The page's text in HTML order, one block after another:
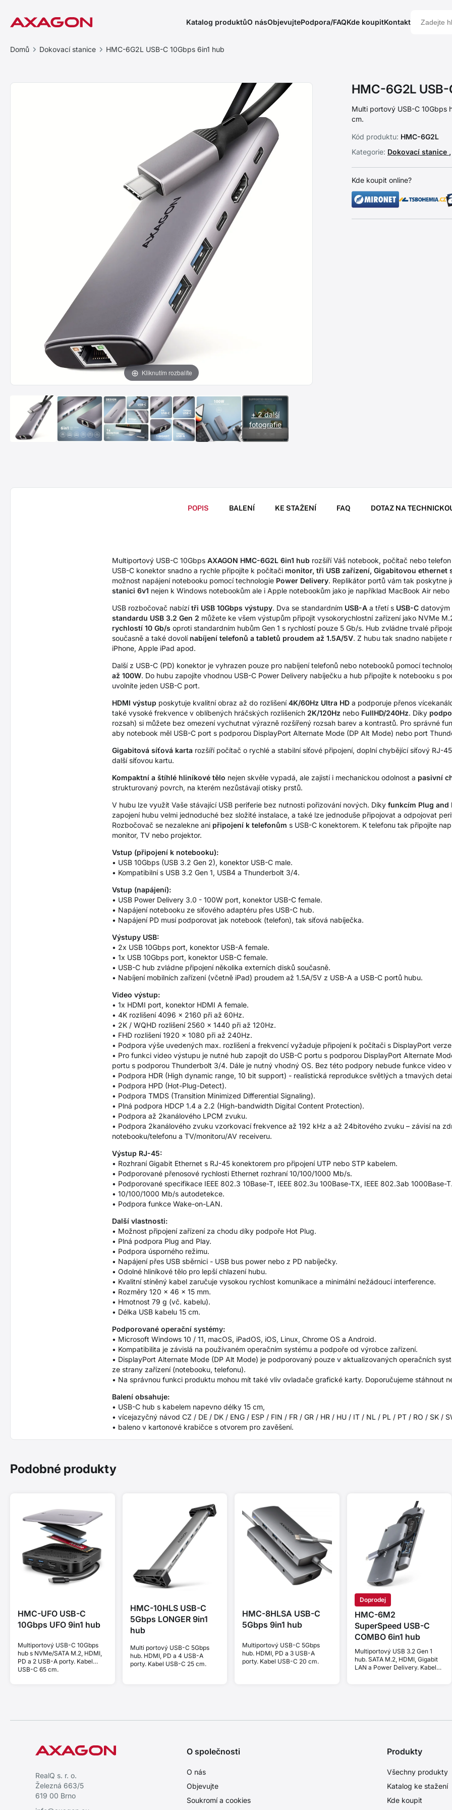
Katalog produktůO násObjevujtePodpora/FAQKde koupitKontakt
Domů Dokovací stanice HMC-6G2L USB-C 10Gbps 6in1 hub
Kliknutím rozbalíte
+ 2 další
fotografie
HMC-6G2L
Multi portový USB-C 10Gbps
cm.
Kód produktu: HMC-6G2L
Kategorie: Dokovací stanice
Kde koupit online?
POPIS BALENÍ KE STAŽENÍ FAQ DOTAZ NA
Multiportový USB-C 10Gbps AXAGON HMC-6G2L 6in1 hub rozšíří Váš notebook, počítač nebo
USB-C konektor snadno a rychle připojíte k počítači monitor, tři USB zařízení, Gigabitovou ethernet
možnost napájení notebooku pomocí technologie Power Delivery. Replikátor portů vám tak poskytne
stanici 6v1 nejen k Windows notebookům ale i Apple notebookům jako je například MacBook Air nebo
USB rozbočovač nabízítři USB 10Gbps výstupy. Dva se standardním USB-A a třetí s USB-C datovým
standardu USB 3.2 Gen 2 můžete ke všem výstupům připojit vysokorychlostní zařízení jako NVMe
rychlostí 10 Gb/s oproti standardním hubům Gen 1 s rychlostí pouze 5 Gb/s. Hub zvládne trvalé
současně a také dovolí nabíjení telefonů a tabletů proudem až 1.5A/5V. Z hubu tak snadno nabijete
iPhone, Apple iPad apod.
Další z USB-C (PD) konektor je vyhrazen pouze pro nabíjení telefonů nebo notebooků pomocí
až 100W. Do hubu zapojíte vhodnou USB-C Power Delivery nabíječku a hub připojíte k notebooku s
uvolníte jeden USB-C port.
HDMI výstup poskytuje kvalitní obraz až do rozlišení4K/60Hz Ultra HD a podporuje přenos
také vysoké frekvence v oblíbených hráčských rozlišeních 2K/120Hz nebo FullHD/240Hz. Díky
rozsah) si můžete bez omezení vychutnat výrazně rozšířený rozsah barev a kontrastů. Pro správné
aby notebook měl USB-C port s podporou DisplayPort Alternate Mode (DP Alt Mode) nebo port
Gigabitová síťová karta rozšíří počítač o rychlé a stabilní síťové připojení, doplní chybějící síťový RJ-
další síťovou kartu.
Kompaktní a štíhlé hliníkové tělo nejen skvěle vypadá, ale zajistí i mechanickou odolnost a pasivní
strukturovaný povrch, na kterém nezůstávají otisky prstů.
V hubu lze využít Vaše stávající USB periferie bez nutnosti pořizování nových. Díky funkcím Plug and
zapojení hubu velmi jednoduché bez složité instalace, a také lze jednoduše připojovat a odpojovat
Rozbočovač se nezalekne ani připojení k telefonům s USB-C konektorem. K telefonu tak připojíte
monitor, TV nebo projektor.
Vstup (připojení k notebooku):
• USB 10Gbps (USB 3.2 Gen 2), konektor USB-C male.
• Kompatibilní s USB 3.2 Gen 1, USB4 a Thunderbolt 3/4.
Vstup (napájení):
• USB Power Delivery 3.0 - 100W port, konektor USB-C female.
• Napájení notebooku ze síťového adaptéru přes USB-C hub.
• Napájení PD musí podporovat jak notebook (telefon), tak síťová nabíječka.
Výstupy USB:
• 2x USB 10Gbps port, konektor USB-A female.
• 1x USB 10Gbps port, konektor USB-C female.
• USB-C hub zvládne připojení několika externích disků současně.
• Nabíjení mobilních zařízení (včetně iPad) proudem až 1.5A/5V z USB-A a USB-C portů hubu.
Video výstup:
• 1x HDMI port, konektor HDMI A female.
• 4K rozlišení 4096 x 2160 při až 60Hz.
• 2K / WQHD rozlišení 2560 x 1440 při až 120Hz.
• FHD rozlišení 1920 x 1080 při až 240Hz.
• Podpora výše uvedených max. rozlišení a frekvencí vyžaduje připojení k počítači s DisplayPort
• Pro funkci video výstupu je nutné hub zapojit do USB-C portu s podporou DisplayPort Alternate
portu s podporou Thunderbolt 3/4. Dále je nutný vhodný OS. Bez této podpory nebude funkce video
• Podpora HDR (High dynamic range, 10 bit support) - realistická reprodukce světlých a tmavých
• Podpora HPD (Hot-Plug-Detect).
• Podpora TMDS (Transition Minimized Differential Signaling).
• Plná podpora HDCP 1.4 a 2.2 (High-bandwidth Digital Content Protection).
• Podpora až 2kanálového LPCM zvuku.
• Podpora 2kanálového zvuku vzorkovací frekvence až 192 kHz a až 24bitového zvuku – závisí na
notebooku/telefonu a TV/monitoru/AV receiveru.
Výstup RJ-45:
• Rozhraní Gigabit Ethernet s RJ-45 konektorem pro připojení UTP nebo STP kabelem.
• Podporované přenosové rychlosti Ethernet rozhraní 10/100/1000 Mb/s.
• Podporované specifikace IEEE 802.3 10Base-T, IEEE 802.3u 100Base-TX, IEEE 802.3ab 1000Base-
• 10/100/1000 Mb/s autodetekce.
• Podpora funkce Wake-on-LAN.
Další vlastnosti:
• Možnost připojení zařízení za chodu díky podpoře Hot Plug.
• Plná podpora Plug and Play.
• Podpora úsporného režimu.
• Napájení přes USB sběrnici - USB bus power nebo z PD nabíječky.
• Odolné hliníkové tělo pro lepší chlazení hubu.
• Kvalitní stíněný kabel zaručuje vysokou rychlost komunikace a minimální nežádoucí interference.
• Rozměry 120 x 46 x 15 mm.
• Hmotnost 79 g (vč. kabelu).
• Délka USB kabelu 15 cm.
Podporované operační systémy:
• Microsoft Windows 10 / 11, macOS, iPadOS, iOS, Linux, Chrome OS a Android.
• Kompatibilita je závislá na používaném operačním systému a podpoře od výrobce zařízení.
• DisplayPort Alternate Mode (DP Alt Mode) je podporovaný pouze v aktualizovaných operačních
ze strany zařízení (notebooku, telefonu).
• Na správnou funkci produktu mohou mít také vliv ovladače grafické karty. Doporučujeme stáhnout
Balení obsahuje:
• USB-C hub s kabelem napevno délky 15 cm,
• vícejazyčný návod CZ / DE / DK / ENG / ESP / FIN / FR / GR / HR / HU / IT / NL / PL / PT / RO / SK /
• baleno v kartonové krabičce s otvorem pro zavěšení.
Podobné produkty
HMC-UFO USB-C
10Gbps UFO 9in1 hub
Multiportový USB-C 10Gbps
hub s NVMe/SATA M.2, HDMI,
PD a 2 USB-A porty. Kabel
USB-C 65 cm.
HMC-10HLS USB-C
5Gbps LONGER 9in1
hub
Multi portový USB-C 5Gbps
hub. HDMI, PD a 4 USB-A
porty. Kabel USB-C 25 cm.
HMC-8HLSA USB-C
5Gbps 9in1 hub
Multiportový USB-C 5Gbps
hub. HDMI, PD a 3 USB-A
porty. Kabel USB-C 20 cm.
Doprodej
HMC-6M2
SuperSpeed USB-C
COMBO 6in1 hub
Multiportový USB 3.2 Gen 1
hub. SATA M.2, HDMI, Gigabit
LAN a Power Delivery. Kabel
RealQ s. r. o.
Železná 663/5
619 00 Brno
O společnosti
O nás
Objevujte
Soukromí a cookies
Produkty
Všechny produkty
Katalog ke stažení
Kde koupit